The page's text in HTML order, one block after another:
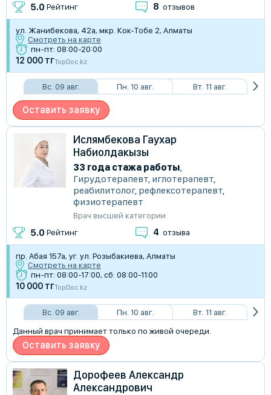
5.0 Рейтинг 8 отзывов
ул. Жанибекова, 42а, мкр. Кок-Тобе 2, Алматы
Смотреть на карте
пн-пт: 08:00-20:00
12 000 тгTopDoc.kz
Вс. 09 авг. Пн. 10 авг. Вт. 11 авг.
Оставить заявку
Ислямбекова Гаухар
Набиолдакызы
33 года стажа работы,
Гирудотерапевт, иглотерапевт,
реабилитолог, рефлексотерапевт,
физиотерапевт
Врач высшей категории
5.0 Рейтинг 4 отзыва
пр. Абая 157а, уг. ул. Розыбакиева, Алматы
Смотреть на карте
пн-пт: 08:00-17:00, сб: 08:00-11:00
10 000 тгTopDoc.kz
Вс. 09 авг. Пн. 10 авг.
Вт. 11 авг.
Данный врач принимает только по живой очереди.
Оставить заявку
Дорофеев Александр
Александрович